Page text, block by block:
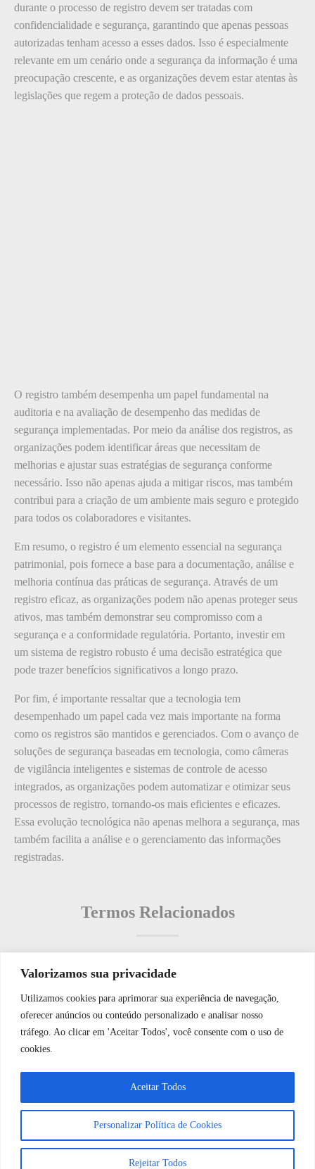
Valorizamos sua privacidade
Utilizamos cookies para aprimorar sua experiência de navegação,
oferecer anúncios ou conteúdo personalizado e analisar nosso
tráfego. Ao clicar em 'Aceitar Todos', você consente com o uso de
cookies.
Personalizar Política de Cookies
Rejeitar Todos
Aceitar Todos
durante o processo de registro devem ser tratadas com
confidencialidade e segurança, garantindo que apenas pessoas
autorizadas tenham acesso a esses dados. Isso é especialmente
relevante em um cenário onde a segurança da informação é uma
preocupação crescente, e as organizações devem estar atentas às
legislações que regem a proteção de dados pessoais.
O registro também desempenha um papel fundamental na
auditoria e na avaliação de desempenho das medidas de
segurança implementadas. Por meio da análise dos registros, as
organizações podem identificar áreas que necessitam de
melhorias e ajustar suas estratégias de segurança conforme
necessário. Isso não apenas ajuda a mitigar riscos, mas também
contribui para a criação de um ambiente mais seguro e protegido
para todos os colaboradores e visitantes.
Em resumo, o registro é um elemento essencial na segurança
patrimonial, pois fornece a base para a documentação, análise e
melhoria contínua das práticas de segurança. Através de um
registro eficaz, as organizações podem não apenas proteger seus
ativos, mas também demonstrar seu compromisso com a
segurança e a conformidade regulatória. Portanto, investir em
um sistema de registro robusto é uma decisão estratégica que
pode trazer benefícios significativos a longo prazo.
Por fim, é importante ressaltar que a tecnologia tem
desempenhado um papel cada vez mais importante na forma
como os registros são mantidos e gerenciados. Com o avanço de
soluções de segurança baseadas em tecnologia, como câmeras
de vigilância inteligentes e sistemas de controle de acesso
integrados, as organizações podem automatizar e otimizar seus
processos de registro, tornando-os mais eficientes e eficazes.
Essa evolução tecnológica não apenas melhora a segurança, mas
também facilita a análise e o gerenciamento das informações
registradas.
Termos Relacionados
Termos populares
O que é: Ranking de Segurança
O que é: Gerenciamento de Rede
O que é: Usabilidade em segurança
O que é: Hardware de Sensor de Chama
WhatsApp JF Tech
Vamos conversar e descobrir como
podemos ajudá-lo hoje?
Abrir bate-papo